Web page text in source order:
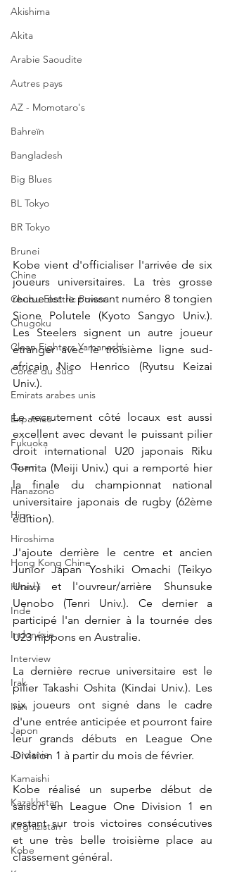
Akishima
Akita
Arabie Saoudite
Autres pays
AZ - Momotaro's
Bahreïn
Bangladesh
Big Blues
BL Tokyo
BR Tokyo
Brunei
Chine
Chubu Electric Power
Chugoku
Clean Fighters Yamanashi
Corée du Sud
Emirats arabes unis
Expatriés
Fukuoka
Guam
Hanazono
Hino
Hiroshima
Hong Kong Chine
Hitachi
Inde
Indonésie
Interview
Irak
Iran
Japon
Jordanie
Kamaishi
Kazakhstan
Kirghizistan
Kobe
Kobe vient d'officialiser l'arrivée de six
joueurs universitaires. La très grosse
recrue est le puissant numéro 8 tongien
Sione Polutele (Kyoto Sangyo Univ.).
Les Steelers signent un autre joueur
étranger avec le troisième ligne sud-
africain Nico Henrico (Ryutsu Keizai
Univ.).
Le recrutement côté locaux est aussi
excellent avec devant le puissant pilier
droit international U20 japonais Riku
Tomita (Meiji Univ.) qui a remporté hier
la finale du championnat national
universitaire japonais de rugby (62ème
édition).
J'ajoute derrière le centre et ancien
Junior Japan Yoshiki Omachi (Teikyo
Univ.) et l'ouvreur/arrière Shunsuke
Uenobo (Tenri Univ.). Ce dernier a
participé l'an dernier à la tournée des
U23 nippons en Australie.
La dernière recrue universitaire est le
pilier Takashi Oshita (Kindai Univ.). Les
six joueurs ont signé dans le cadre
d'une entrée anticipée et pourront faire
leur grands débuts en League One
Division 1 à partir du mois de février.
Kobe réalisé un superbe début de
saison en League One Division 1 en
restant sur trois victoires consécutives
et une très belle troisième place au
classement général.